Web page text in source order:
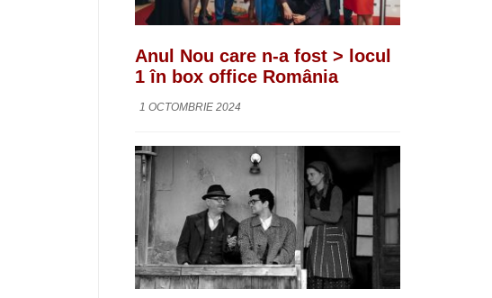
Anul Nou care n-a fost > locul
1 în box office România
1 OCTOMBRIE 2024